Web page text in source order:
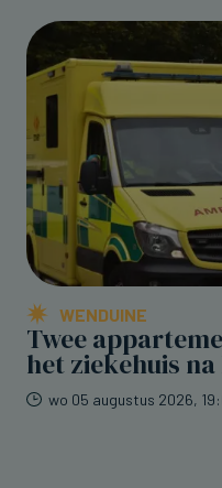
WENDUINE
Twee
het ziekehuis
wo 05 augustus 2026,